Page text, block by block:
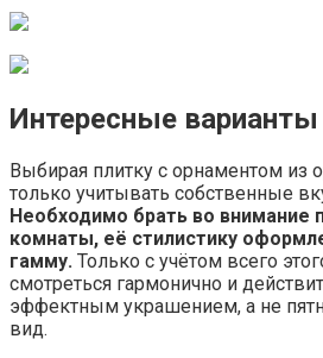
Интересные варианты
Выбирая плитку с орнаментом из
только учитывать собственные
Необходимо брать во внимание
комнаты, её стилистику
гамму. Только с учётом всего
смотреться гармонично и
эффектным украшением, а не
вид.